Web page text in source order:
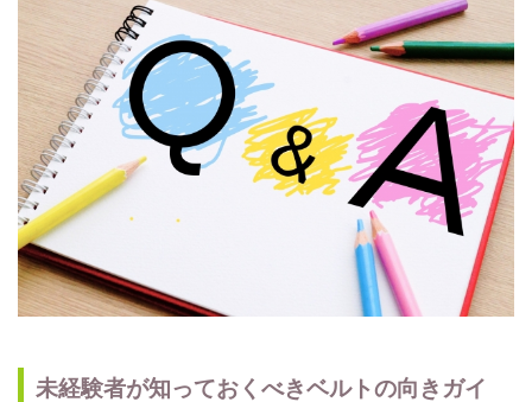
未経験者が知っておくべきベルトの向きガイ